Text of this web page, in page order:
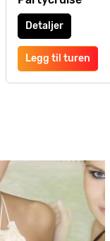
Detaljer
Legg til turen